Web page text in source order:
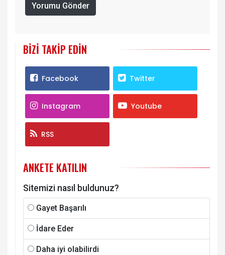
Yorumu Gönder
BIZI TAKIP EDIN
Facebook Twitter
Instagram Youtube
RSS
ANKETE KATILIN
Sitemizi nasıl buldunuz?
Gayet Başarılı
İdare Eder
Daha iyi olabilirdi